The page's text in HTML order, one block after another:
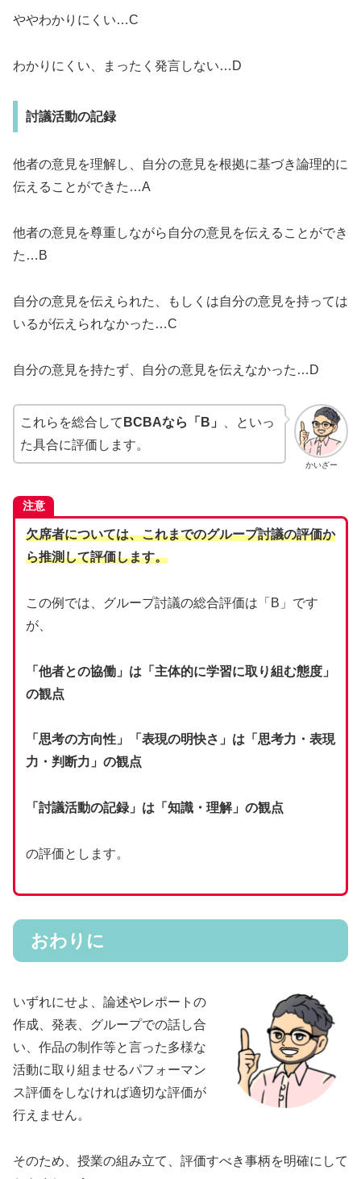
ややわかりにくい…C
わかりにくい、まったく発言しない…D
討議活動の記録
他者の意見を理解し、自分の意見を根拠に基づき論理的に
伝えることができた…A
他者の意見を尊重しながら自分の意見を伝えることができ
た…B
自分の意見を伝えられた、もしくは自分の意見を持っては
いるが伝えられなかった…C
自分の意見を持たず、自分の意見を伝えなかった…D
かいざー
これらを総合して BCBAなら「B」
、といっ
た具合に評価します。
注意
欠席者については、これまでのグループ討議の評価か
ら推測して評価します。
この例では、グループ討議の総合評価は「B」です
が、
「他者との協働」は「主体的に学習に取り組む態度」
の観点
「思考の方向性」「表現の明快さ」は「思考力・表現
力・判断力」の観点
「討議活動の記録」は「知識・理解」の観点
の評価とします。
おわりに
いずれにせよ、論述やレポートの
作成、発表、グループでの話し合
い、作品の制作等と言った多様な
活動に取り組ませるパフォーマン
ス評価をしなければ適切な評価が
行えません。
そのため、授業の組み立て、評価すべき事柄を明確にして